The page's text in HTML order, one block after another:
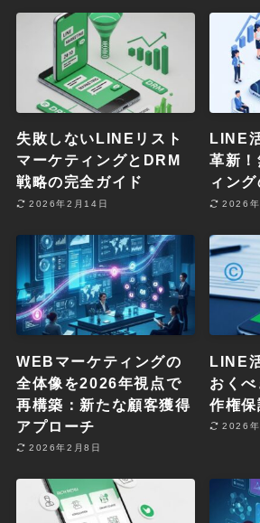
失敗しないLINEリスト
マーケティングとDRM
戦略の完全ガイド
2026年2月14日
LINE
革新
ィン
2026
WEBマーケティングの
全体像を2026年視点で
再構築：新たな顧客獲得
アプローチ
2026年2月8日
LINE
おく
作権
2026年